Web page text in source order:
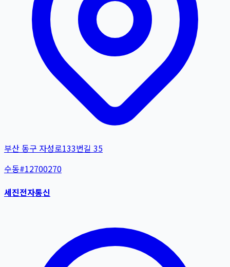
부산 동구 자성로133번길 35
수동#12700270
세진전자통신